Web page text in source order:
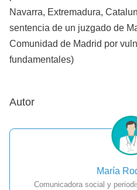
Navarra, Extremadura,
sentencia de un juzgado de
Comunidad de Madrid por
fundamentales)
Autor
María
Comunicadora social y